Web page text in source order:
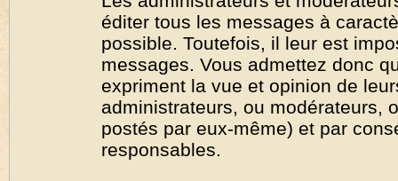
éditer tous les messages à
possible. Toutefois, il leur est
messages. Vous admettez donc
expriment la vue et opinion de
administrateurs, ou modérateurs,
postés par eux-même) et par
responsables.